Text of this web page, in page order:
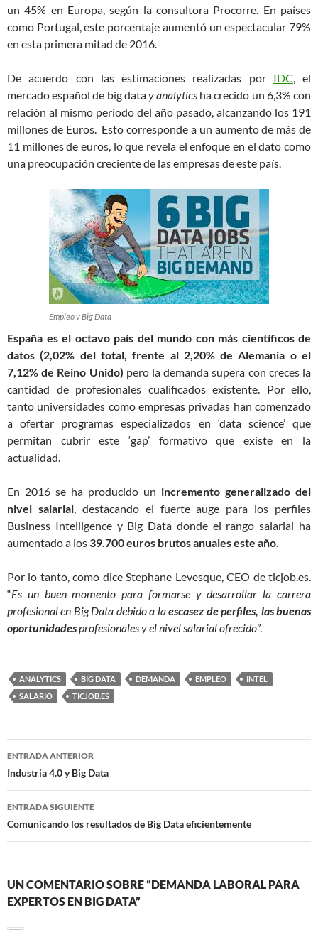
un 45% en Europa, según la consultora Procorre. En países
como Portugal, este porcentaje aumentó un espectacular 79%
en esta primera mitad de 2016.
De acuerdo con las estimaciones realizadas por IDC, el
mercado español de big datayanalytics ha crecido un 6,3% con
relación al mismo periodo del año pasado, alcanzando los 191
millones de Euros. Esto corresponde a un aumento de más de
11 millones de euros, lo que revela el enfoque en el dato como
una preocupación creciente de las empresas de este país.
Empleo y Big Data
España es el octavo país del mundo con más científicos de
datos (2,02% del total, frente al 2,20% de Alemania o el
7,12% de Reino Unido) pero la demanda supera con creces la
cantidad de profesionales cualificados existente. Por ello,
tanto universidades como empresas privadas han comenzado
a ofertar programas especializados en ‘data science’ que
permitan cubrir este ‘gap’ formativo que existe en la
actualidad.
En 2016 se ha producido un incremento generalizado del
nivel salarial, destacando el fuerte auge para los perfiles
Business Intelligence y Big Data donde el rango salarial ha
aumentado a los 39.700 euros brutos anuales este año.
Por lo tanto, como dice Stephane Levesque, CEO de ticjob.es.
“Es un buen momento para formarse y desarrollar la carrera
profesional en Big Data debido a laescasez de perfiles, las buenas
oportunidadesprofesionales y el nivel salarial ofrecido”.
ANALYTICS BIG DATA DEMANDA EMPLEO
INTEL
SALARIO
TICJOB.ES
Navegación
de
entradas
ENTRADA ANTERIOR
Industria 4.0 y Big Data
ENTRADA SIGUIENTE
Comunicando los resultados de Big Data eficientemente
UN COMENTARIO SOBRE “DEMANDA LABORAL PARA
EXPERTOS EN BIG DATA”